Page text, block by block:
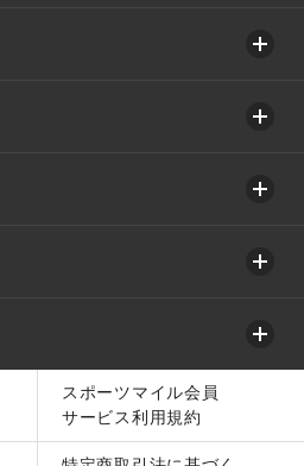
スポーツマイル会員
サービス利用規約